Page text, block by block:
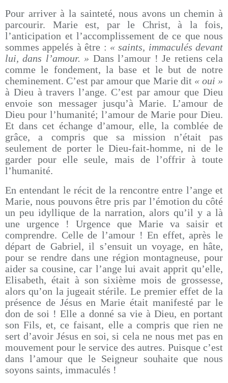
Pour arriver à la sainteté, nous avons un chemin à
parcourir. Marie est, par le Christ, à la fois,
l’anticipation et l’accomplissement de ce que nous
sommes appelés à être : « saints, immaculés devant
lui, dans l’amour. » Dans l’amour ! Je retiens cela
comme le fondement, la base et le but de notre
cheminement. C’est par amour que Marie dit « oui »
à Dieu à travers l’ange. C’est par amour que Dieu
envoie son messager jusqu’à Marie. L’amour de
Dieu pour l’humanité; l’amour de Marie pour Dieu.
Et dans cet échange d’amour, elle, la comblée de
grâce, a compris que sa mission n’était pas
seulement de porter le Dieu-fait-homme, ni de le
garder pour elle seule, mais de l’offrir à toute
l’humanité.
En entendant le récit de la rencontre entre l’ange et
Marie, nous pouvons être pris par l’émotion du côté
un peu idyllique de la narration, alors qu’il y a là
une urgence ! Urgence que Marie va saisir et
comprendre. Celle de l’amour ! En effet, après le
départ de Gabriel, il s’ensuit un voyage, en hâte,
pour se rendre dans une région montagneuse, pour
aider sa cousine, car l’ange lui avait apprit qu’elle,
Elisabeth, était à son sixième mois de grossesse,
alors qu’on la jugeait stérile. Le premier effet de la
présence de Jésus en Marie était manifesté par le
don de soi ! Elle a donné sa vie à Dieu, en portant
son Fils, et, ce faisant, elle a compris que rien ne
sert d’avoir Jésus en soi, si cela ne nous met pas en
mouvement pour le service des autres. Puisque c’est
dans l’amour que le Seigneur souhaite que nous
soyons saints, immaculés !